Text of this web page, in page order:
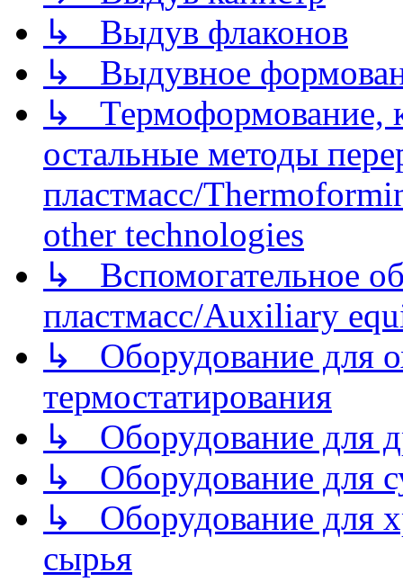
↳ Выдув флаконов
↳ Выдувное
↳ Термоформование,
остальные методы
пластмасс/
other technologies
↳ Вспомогательное
пластмасс/Auxiliary
↳ Оборудование для
термостатирования
↳ Оборудование для
↳ Оборудование для
↳ Оборудование для
сырья